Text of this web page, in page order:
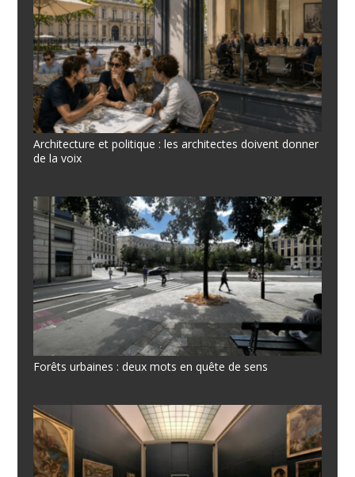
Architecture et politique : les architectes doivent donner
de la voix
Forêts urbaines : deux mots en quête de sens